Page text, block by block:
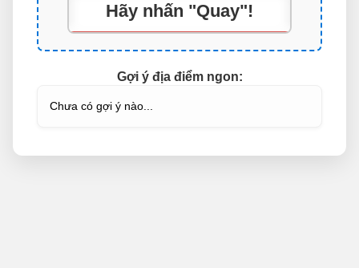
Hãy nhấn "Quay"!
Gợi ý địa điểm ngon:
Chưa có gợi ý nào...